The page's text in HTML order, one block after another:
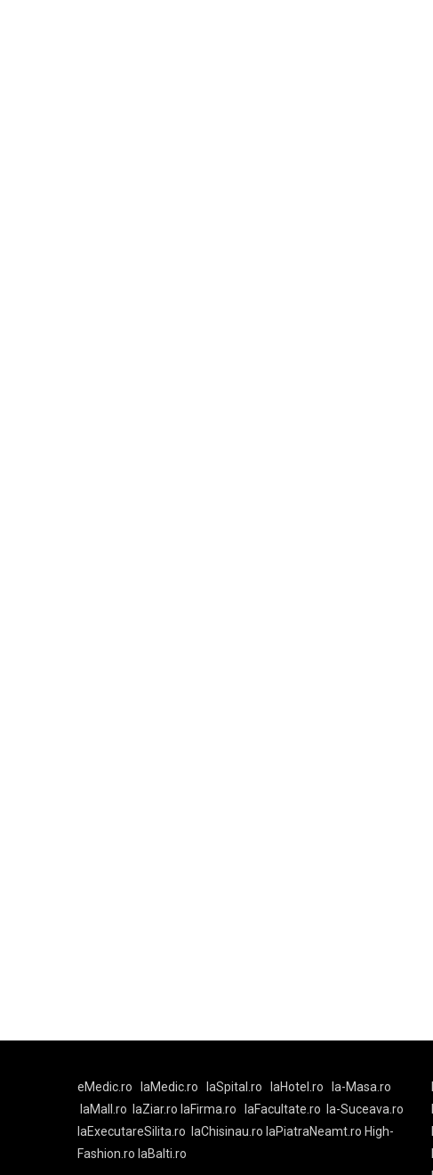
eMedic.ro laMedic.ro laSpital.ro laHotel.ro
la-Masa.ro
laMall.ro
laZiar.ro laFirma.ro laFacultate.ro
la-Suceava.ro
laExecutareSilita.ro
laChisinau.ro laPiatraNeamt.ro High-
Fashion.ro laBalti.ro